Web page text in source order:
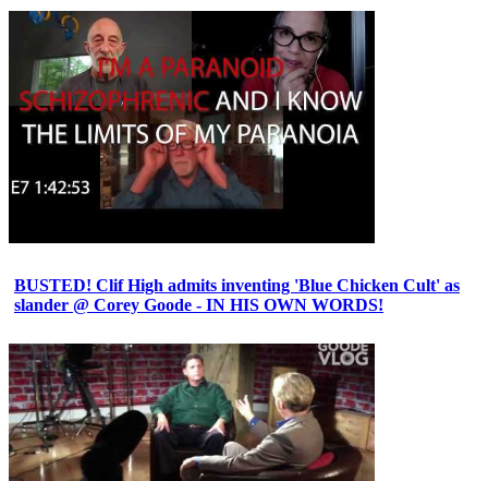
BUSTED! Clif High admits inventing 'Blue Chicken Cult' as
slander @ Corey Goode - IN HIS OWN WORDS!